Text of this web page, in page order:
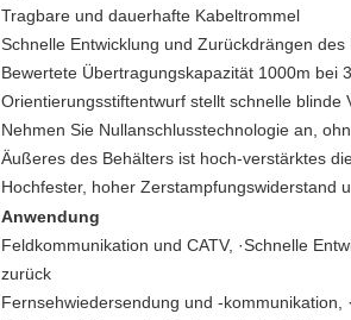
Tragbare und dauerhafte Kabeltrommel
Schnelle Entwicklung und Zurückdrängen des
Bewertete Übertragungskapazität 1000m bei
Orientierungsstiftentwurf stellt schnelle blinde
Nehmen Sie Nullanschlusstechnologie an,
Äußeres des Behälters ist hoch-verstärktes
Hochfester, hoher Zerstampfungswiderstand
Anwendung
Feldkommunikation und CATV, ·Schnelle
zurück
Fernsehwiedersendung und -kommunikation,